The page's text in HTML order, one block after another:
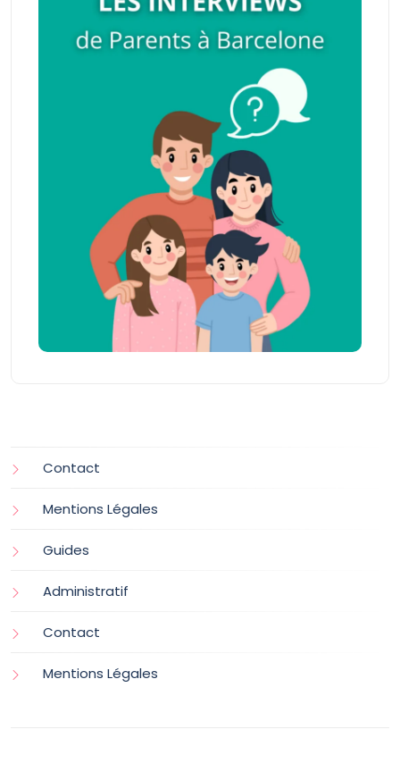
Contact
Mentions Légales
Guides
Administratif
Contact
Mentions Légales